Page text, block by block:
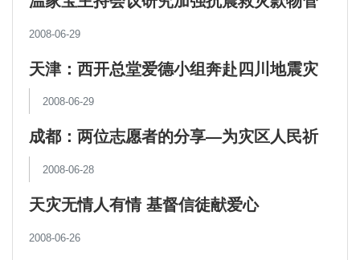
2008-06-29
天津：西开总堂爱德小组奔赴四川地震灾
区
2008-06-29
成都：两位志愿者的分享—为灾区人民祈
祷
2008-06-28
天灾无情人有情 基督信徒献爱心
2008-06-26